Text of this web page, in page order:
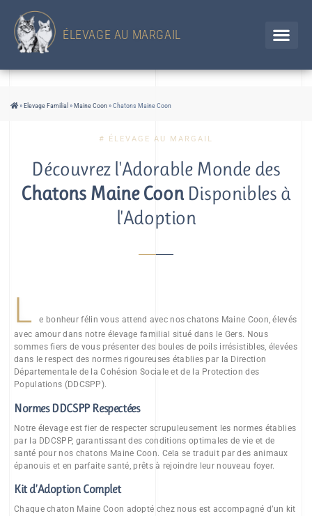
ÉLEVAGE AU MARGAIL
» Elevage Familial » Maine Coon»Chatons Maine Coon
# ÉLEVAGE AU MARGAIL
Découvrez l'Adorable Monde des
Chatons Maine CoonDisponibles à
l'Adoption
L
e bonheur félin vous attend avec nos chatons Maine Coon, élevés
avec amour dans notre élevage familial situé dans le Gers. Nous
sommes fiers de vous présenter des boules de poils irrésistibles, élevées
dans le respect des normes rigoureuses établies par la Direction
Départementale de la Cohésion Sociale et de la Protection des
Populations (DDCSPP).
Normes DDCSPP Respectées
Notre élevage est fier de respecter scrupuleusement les normes établies
par la DDCSPP, garantissant des conditions optimales de vie et de
santé pour nos chatons Maine Coon. Cela se traduit par des animaux
épanouis et en parfaite santé, prêts à rejoindre leur nouveau foyer.
Kit d’Adoption Complet
Chaque chaton Maine Coon adopté chez nous est accompagné d’un kit